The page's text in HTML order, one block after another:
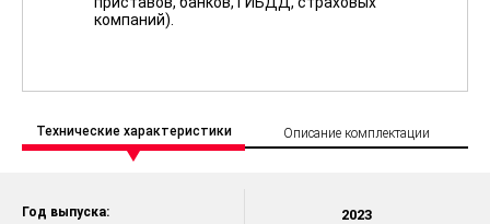
компаний).
Технические характеристики Описание комплектации
Год выпуска: 2023